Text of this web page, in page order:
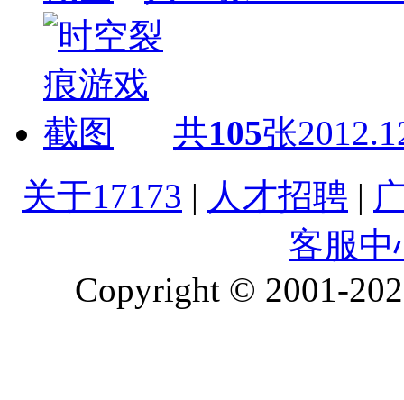
共105张
关于17173 | 人才招聘 |
客服中
Copyright © 2001-